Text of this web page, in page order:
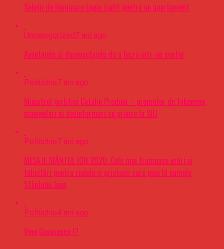
Soluții de iluminare Logic Light pentru un apartament
Uncategorized7 ani ago
Avantajele si dezavantajele de a lucra intr-un coafor
Politichie7 ani ago
Ministrul justitiei Catalin Predoiu – promotor de fakenews,
manipulari si dezinformari cu privire la SIIJ
Politichie7 ani ago
MESAJE SFÂNTUL ION 2020. Cele mai frumoase urări şi
felicitări pentru rudele şi prietenii care poartă numele
Sfântului Ioan
Politichie4 ani ago
Vine Ceaușescu !?